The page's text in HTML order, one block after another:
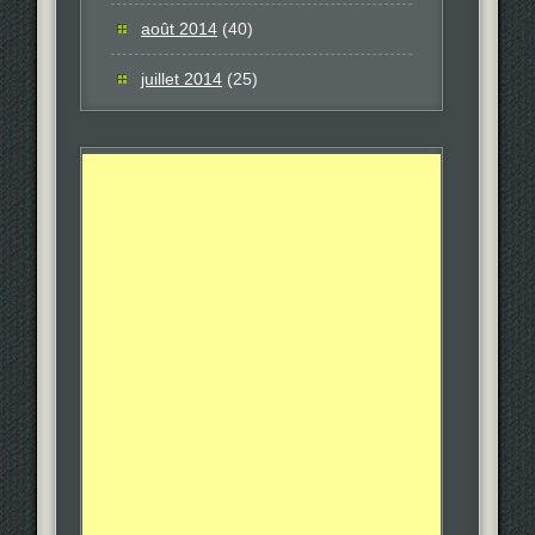
août 2014 (40)
juillet 2014 (25)